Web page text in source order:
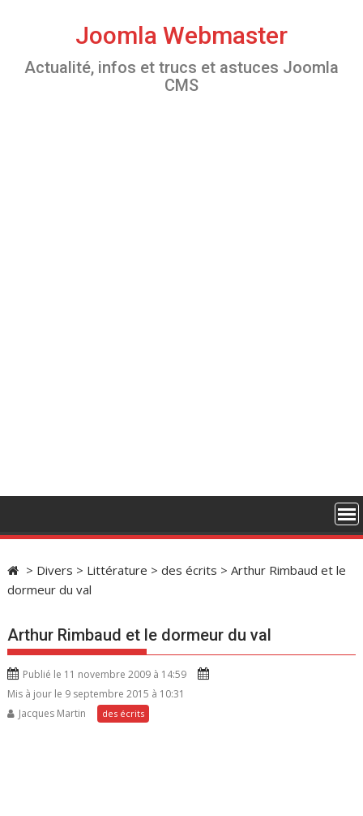
Joomla Webmaster
Actualité, infos et trucs et astuces Joomla
CMS
> Divers > Littérature >des écrits >Arthur Rimbaud et le
dormeur du val
Arthur Rimbaud et le dormeur du val
Publié le 11 novembre 2009 à 14:59
Mis à jour le 9 septembre 2015 à 10:31
Jacques Martin
des écrits